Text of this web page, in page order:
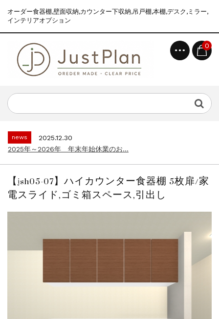
オーダー食器棚,壁面収納,カウンター下収納,吊戸棚,本棚,デスク,ミラー,
インテリアオプション
0
2025年～2026年 年末年始休業のお...
topics
2026.7.2
news
2025.12.30
2025年～2026年 年末年始休業のお...
news
2025.12.30
2025年～2026年 年末年始休業のお...
【jsh05-07】ハイカウンター食器棚 5枚扉/家
電スライド,ゴミ箱スペース,引出し